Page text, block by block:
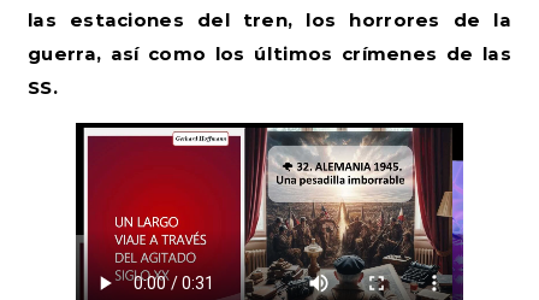
las estaciones del tren, los horrores de la
guerra, así como los últimos crímenes de las
SS.